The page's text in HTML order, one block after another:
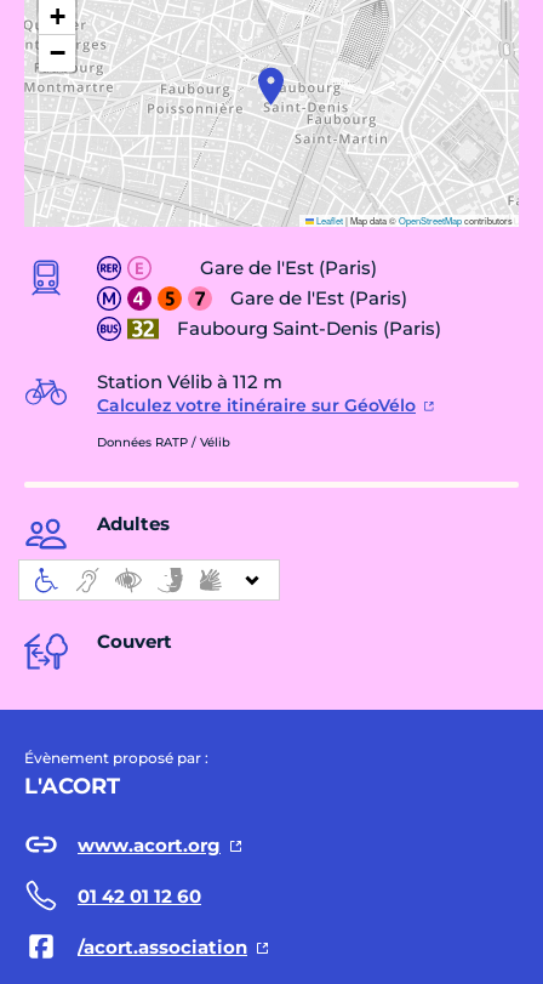
+
−
Leaflet|Map data ©OpenStreetMapcontributors
Gare de l'Est (Paris)
Gare de l'Est (Paris)
Faubourg Saint-Denis (Paris)
Station Vélib à 112 m
Calculez votre itinéraire sur GéoVélo
Données RATP / Vélib
Adultes
Couvert
Évènement proposé par :
L'ACORT
www.acort.org
01 42 01 12 60
/acort.association